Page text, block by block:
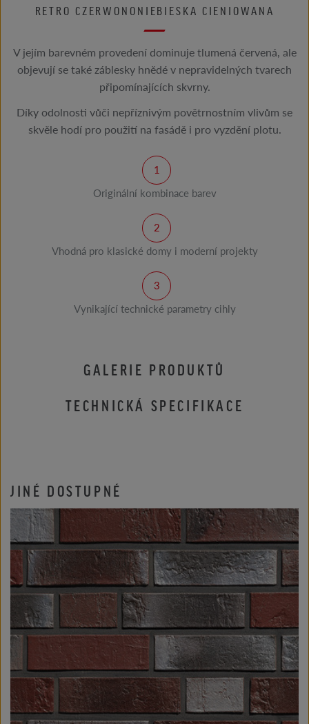
RETRO CZERWONONIEBIESKA CIENIOWANA
V jejím barevném provedení dominuje tlumená červená, ale
objevují se také záblesky hnědé v nepravidelných tvarech
připomínajících skvrny.
Díky odolnosti vůči nepříznivým povětrnostním vlivům se
skvěle hodí pro použití na fasádě i pro vyzdění plotu.
Originální kombinace barev
Vhodná pro klasické domy i moderní projekty
Vynikající technické parametry cihly
GALERIE PRODUKTŮ
TECHNICKÁ SPECIFIKACE
JINÉ DOSTUPNÉ